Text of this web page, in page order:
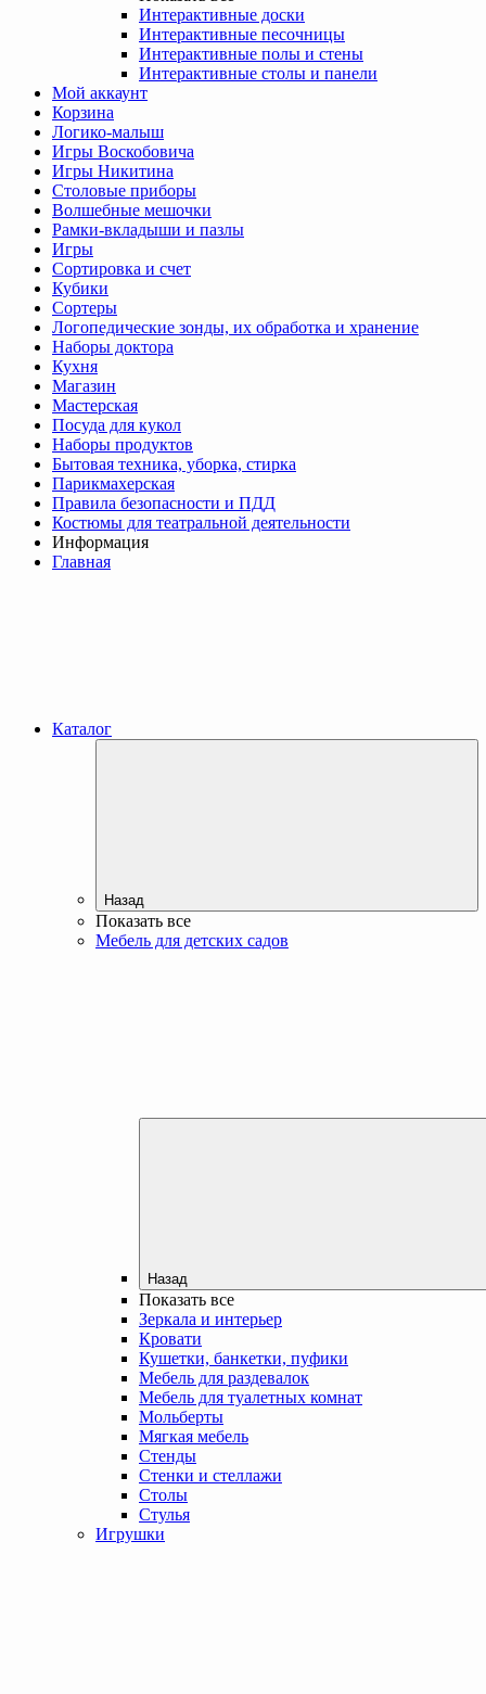
Интерактивные доски
Интерактивные песочницы
Интерактивные полы и стены
Интерактивные столы и панели
Мой аккаунт
Корзина
Логико-малыш
Игры Воскобовича
Игры Никитина
Столовые приборы
Волшебные мешочки
Рамки-вкладыши и пазлы
Игры
Сортировка и счет
Кубики
Сортеры
Логопедические зонды, их обработка и хранение
Наборы доктора
Кухня
Магазин
Мастерская
Посуда для кукол
Наборы продуктов
Бытовая техника, уборка, стирка
Парикмахерская
Правила безопасности и ПДД
Костюмы для театральной деятельности
Информация
Главная
Каталог
Назад
Показать все
Мебель для детских садов
Назад
Показать все
Зеркала и интерьер
Кровати
Кушетки, банкетки, пуфики
Мебель для раздевалок
Мебель для туалетных комнат
Мольберты
Мягкая мебель
Стенды
Стенки и стеллажи
Столы
Стулья
Игрушки